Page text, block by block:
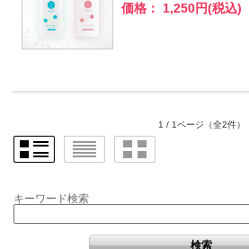
価格： 1,250円(税込)
1 / 1ページ （全2件）
キーワード検索